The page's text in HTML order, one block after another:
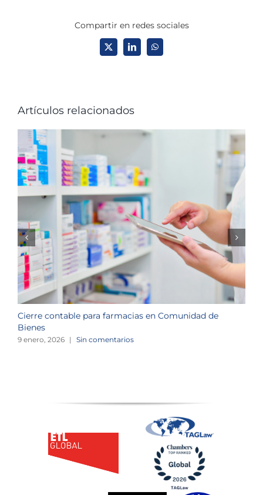
Compartir en redes sociales
X LinkedInWhatsApp
Artículos relacionados
Cierre contable para farmacias en Comunidad de
Bienes
9 enero, 2026 | Sin comentarios